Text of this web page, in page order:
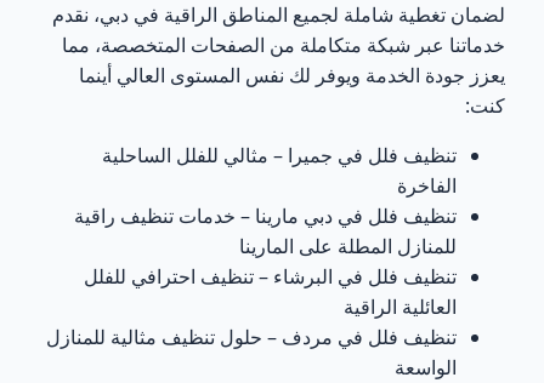
لضمان تغطية شاملة لجميع المناطق الراقية في دبي، نقدم
خدماتنا عبر شبكة متكاملة من الصفحات المتخصصة، مما
يعزز جودة الخدمة ويوفر لك نفس المستوى العالي أينما
كنت:
تنظيف فلل في جميرا – مثالي للفلل الساحلية
الفاخرة
تنظيف فلل في دبي مارينا – خدمات تنظيف راقية
للمنازل المطلة على المارينا
تنظيف فلل في البرشاء – تنظيف احترافي للفلل
العائلية الراقية
تنظيف فلل في مردف – حلول تنظيف مثالية للمنازل
الواسعة